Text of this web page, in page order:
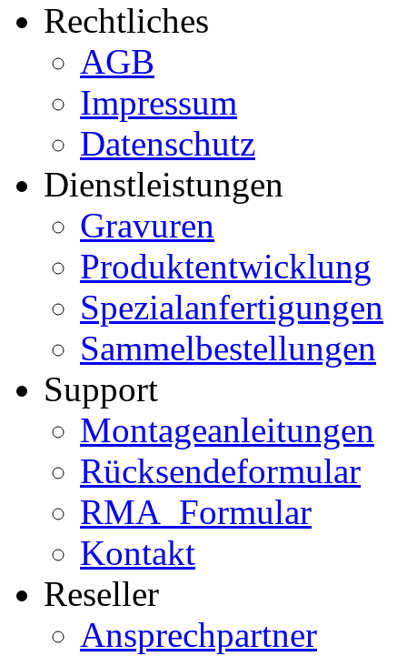
Rechtliches
AGB
Impressum
Datenschutz
Dienstleistungen
Gravuren
Produktentwicklung
Spezialanfertigungen
Sammelbestellungen
Support
Montageanleitungen
Rücksendeformular
RMA_Formular
Kontakt
Reseller
Ansprechpartner